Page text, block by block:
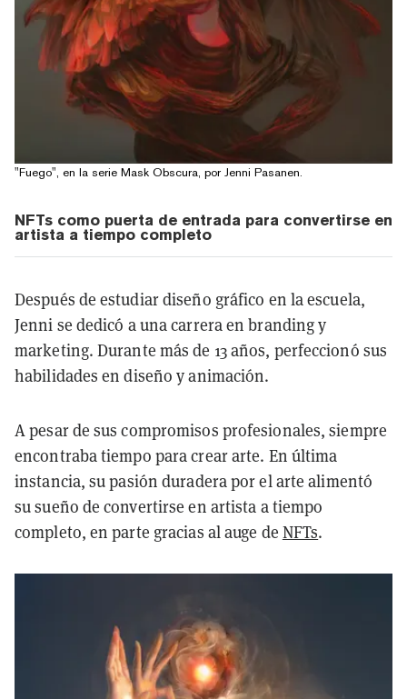
"Fuego", en la serie Mask Obscura, por Jenni Pasanen.
NFTs como puerta de entrada para convertirse en
artista a tiempo completo
Después de estudiar diseño gráfico en la escuela,
Jenni se dedicó a una carrera en branding y
marketing. Durante más de 13 años, perfeccionó sus
habilidades en diseño y animación.
A pesar de sus compromisos profesionales, siempre
encontraba tiempo para crear arte. En última
instancia, su pasión duradera por el arte alimentó
su sueño de convertirse en artista a tiempo
completo, en parte gracias al auge de NFTs.